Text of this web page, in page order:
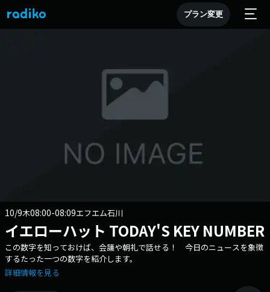
プラン変更
10/9木08:00-08:09エフエム石川
イエローハット TODAY'S KEY NUMBER
この数字を知っておけば、会議や朝礼で話せる！ 今日のニュースを象徴
するたった一つの数字を紹介します。
詳細情報を見る